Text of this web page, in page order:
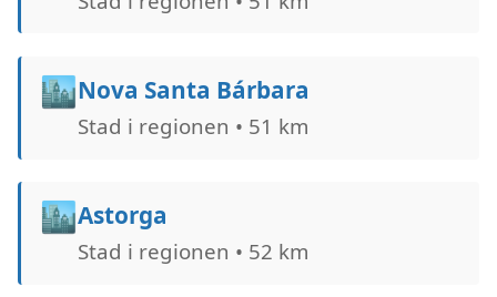
🏙️Nova Santa Bárbara
Stad i regionen • 51 km
🏙️Astorga
Stad i regionen • 52 km